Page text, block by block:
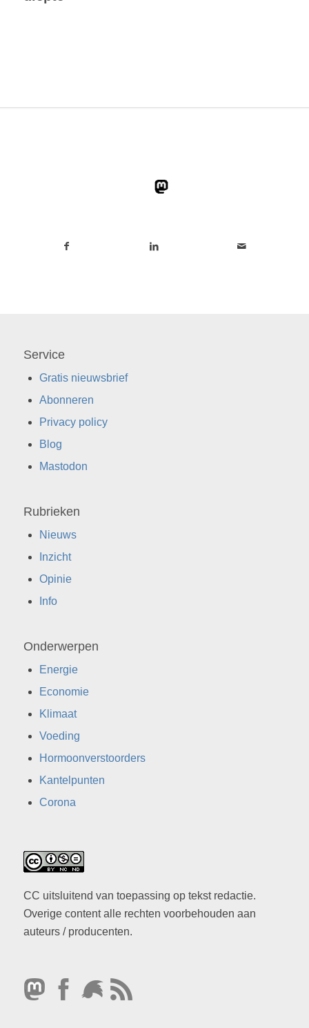
Service
Gratis nieuwsbrief
Abonneren
Privacy policy
Blog
Mastodon
Rubrieken
Nieuws
Inzicht
Opinie
Info
Onderwerpen
Energie
Economie
Klimaat
Voeding
Hormoonverstoorders
Kantelpunten
Corona
CC uitsluitend van toepassing op tekst redactie.
Overige content alle rechten voorbehouden aan
auteurs / producenten.